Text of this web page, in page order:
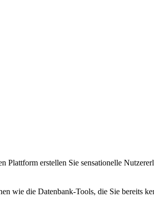
Plattform erstellen Sie sensationelle
wie die Datenbank-Tools, die Sie bereits